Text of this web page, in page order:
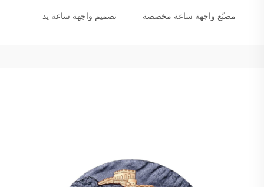
مصنّع واجهة ساعة مخصصة تصميم واجهة ساعة يد